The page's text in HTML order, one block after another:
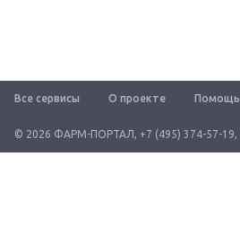
Все сервисы О проекте Помощь
© 2026 ФАРМ-ПОРТАЛ, +7 (495) 374-57-19,